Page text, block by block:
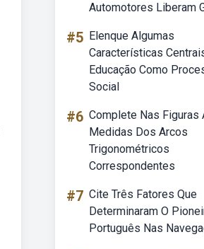
Automotores Liberam
#5 Elenque Algumas
Características
Educação Como
Social
#6 Complete Nas Figuras
Medidas Dos Arcos
Trigonométricos
Correspondentes
#7 Cite Três Fatores Que
Determinaram O
Português Nas